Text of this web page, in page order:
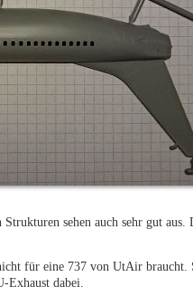
sehen auch sehr gut
für eine 737 von UtAir braucht.
dabei.